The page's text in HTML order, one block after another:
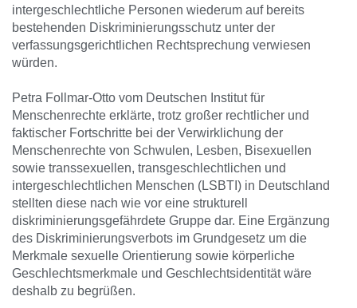
intergeschlechtliche Personen wiederum auf bereits
bestehenden Diskriminierungsschutz unter der
verfassungsgerichtlichen Rechtsprechung verwiesen
würden.
Petra Follmar-Otto vom Deutschen Institut für
Menschenrechte erklärte, trotz großer rechtlicher und
faktischer Fortschritte bei der Verwirklichung der
Menschenrechte von Schwulen, Lesben, Bisexuellen
sowie transsexuellen, transgeschlechtlichen und
intergeschlechtlichen Menschen (LSBTI) in Deutschland
stellten diese nach wie vor eine strukturell
diskriminierungsgefährdete Gruppe dar. Eine Ergänzung
des Diskriminierungsverbots im Grundgesetz um die
Merkmale sexuelle Orientierung sowie körperliche
Geschlechtsmerkmale und Geschlechtsidentität wäre
deshalb zu begrüßen.